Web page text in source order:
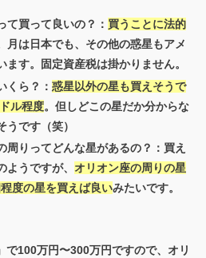
て買って良いの？： 買うことに法的
月は日本でも、その他の惑星もアメ
ます。固定資産税は掛かりません。
くら？： 惑星以外の星も買えそうで
ル程度。但しどこの星だか分からな
です（笑）
周りってどんな星があるの？：買え
うですが、 オリオン座の周りの星
度の星を買えば良いみたいです。
で100万円〜300万円ですので、オリ